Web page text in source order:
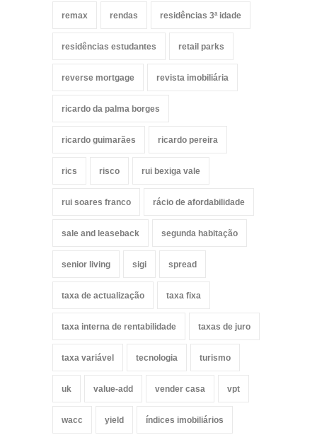
remax rendas residências 3ª idade
residências estudantes retail parks
reverse mortgage revista imobiliária
ricardo da palma borges
ricardo guimarães ricardo pereira
rics risco rui bexiga vale
rui soares franco rácio de afordabilidade
sale and leaseback segunda habitação
senior living sigi spread
taxa de actualização taxa fixa
taxa interna de rentabilidade taxas de juro
taxa variável tecnologia turismo
uk value-add vender casa vpt
wacc yield índices imobiliários